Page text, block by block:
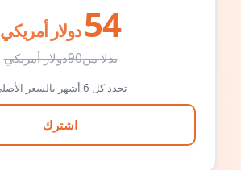
54 دولار أمريكي
بدلا من90دولار أمريكي
تجدد كل 6 أشهر بالسعر الأصلي
اشترك